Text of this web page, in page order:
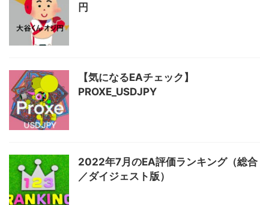
円
【気になるEAチェック】
PROXE_USDJPY
2022年7月のEA評価ランキング（総合
／ダイジェスト版）